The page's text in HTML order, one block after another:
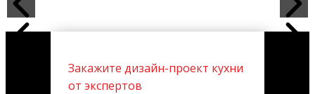
Закажите дизайн-проект кухни
от экспертов